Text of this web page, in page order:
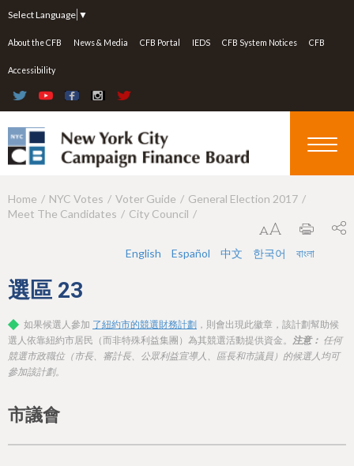
Select Language ▼
About the CFB News & Media CFB Portal IEDS CFB System Notices CFB
Accessibility
Y
a
e
h
r
e
Home NYC Votes Voter Guide
General Election 2017
Meet The Candidates
City Council
English Español 中文 한국어 বাংলা
選區 23
如果候選人參加 了紐約市的競選財務計劃 ，則會出現此徽章，該計劃幫助候
選人依靠紐約市居民（而非特殊利益集團）為其競選活動提供資金。 注意： 任何
競選市政職位（市長、審計長、公眾利益宣導人、區長和市議員）的候選人均可
參加該計劃。
市議會